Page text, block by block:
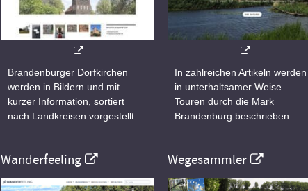
Brandenburger Dorfkirchen
werden in Bildern und mit
kurzer Information, sortiert
nach Landkreisen vorgestellt.
In zahlreichen Artikeln werden
in unterhaltsamer Weise
Touren durch die Mark
Brandenburg beschrieben.
Wanderfeeling Wegesammler